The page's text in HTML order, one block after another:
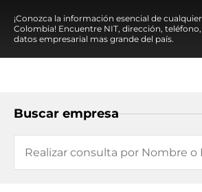
¡Conozca la información esencial de
Colombia! Encuentre NIT, dirección,
datos empresarial mas grande del país.
Buscar empresa